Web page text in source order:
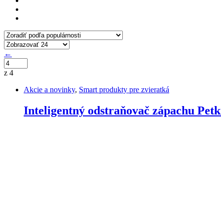
←
z 4
Akcie a novinky, Smart produkty pre zvieratká
Inteligentný odstraňovač zápachu